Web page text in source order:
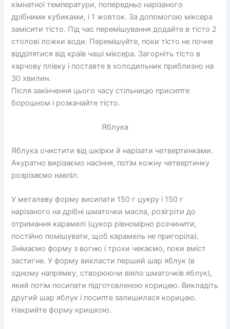
кімнатної температури, попередньо нарізаного
дрібними кубиками, і 1 жовток. За допомогою міксера
замісити тісто. Під час перемішування додайте в тісто 2
столові ложки води. Перемішуйте, поки тісто не почне
відділятися від країв чаші міксера. Загорніть тісто в
харчову плівку і поставте в холодильник приблизно на
30 хвилин.
Після закінчення цього часу стільницю присипте
борошном і розкачайте тісто.
Яблука
Яблука очистити від шкірки й нарізати четвертинками.
Акуратно вирізаємо насіння, потім кожну четвертинку
розрізаємо навпіл.
У металеву форму висипати 150 г цукру і 150 г
нарізаного на дрібні шматочки масла, розігріти до
отримання карамелі (цукор рівномірно розчинити,
постійно помішувати, щоб карамель не пригоріла).
Знімаємо форму з вогню і трохи чекаємо, поки вміст
застигне. У форму викласти перший шар яблук (в
одному напрямку, створюючи віяло шматочків яблук),
який потім посипати підготовленою корицею. Викладіть
другий шар яблук і посипте залишилася корицею.
Накрийте форму кришкою.